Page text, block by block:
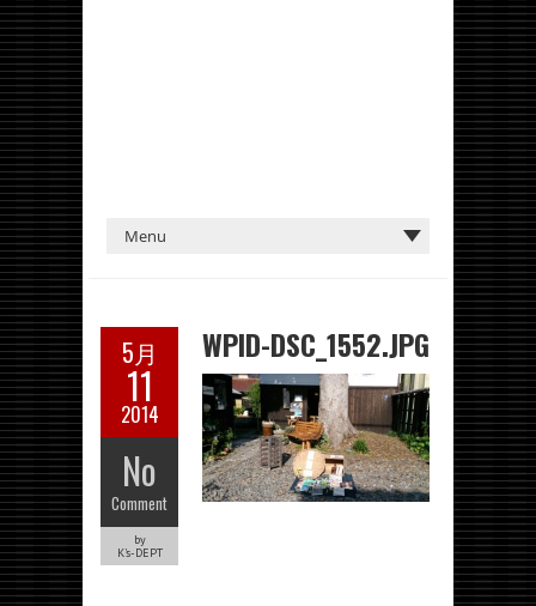
5月
11
2014
No
Comment
by
K's-DEPT
WPID-DSC_1552.JPG